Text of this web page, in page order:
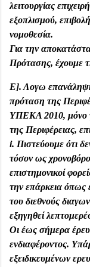
λειτουργίας
εξοπλισμού,
νομοθεσία.
Για την
Πρότασης, έχουμε
Ε]. Λογω
πρόταση της
ΥΠΕΚΑ 2010, μόνο
της Περιφέρειας,
i. Πιστεύουμε ότι
τόσον ως
επιστημονικοί
την επάρκεια όπως
του διεθνούς
εξηγηθεί
Οι έως σήμερα
ενδιαφέροντος.
εξειδικευμένων